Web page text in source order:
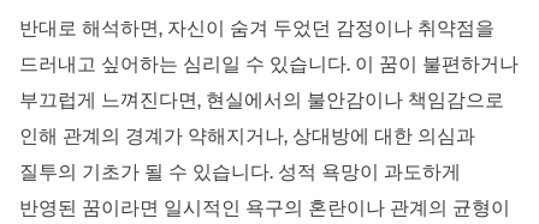
반대로 해석하면, 자신이 숨겨 두었던 감정이나 취약점을
드러내고 싶어하는 심리일 수 있습니다. 이 꿈이 불편하거나
부끄럽게 느껴진다면, 현실에서의 불안감이나 책임감으로
인해 관계의 경계가 약해지거나, 상대방에 대한 의심과
질투의 기초가 될 수 있습니다. 성적 욕망이 과도하게
반영된 꿈이라면 일시적인 욕구의 혼란이나 관계의 균형이